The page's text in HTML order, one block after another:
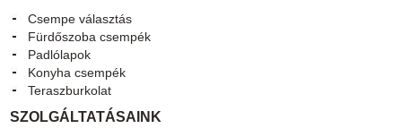
Csempe választás
Fürdőszoba csempék
Padlólapok
Konyha csempék
Teraszburkolat
SZOLGÁLTATÁSAINK